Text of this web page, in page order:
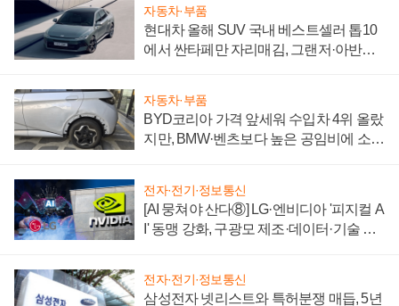
자동차·부품
현대차 올해 SUV 국내 베스트셀러 톱10
에서 싼타페만 자리매김, 그랜저·아반떼
자동차·부품
BYD코리아 가격 앞세워 수입차 4위 올랐
지만, BMW·벤츠보다 높은 공임비에 소비
전자·전기·정보통신
[AI 뭉쳐야 산다⑧] LG·엔비디아 '피지컬 A
I' 동맹 강화, 구광모 제조·데이터·기술 결
전자·전기·정보통신
삼성전자 넷리스트와 특허분쟁 매듭, 5년